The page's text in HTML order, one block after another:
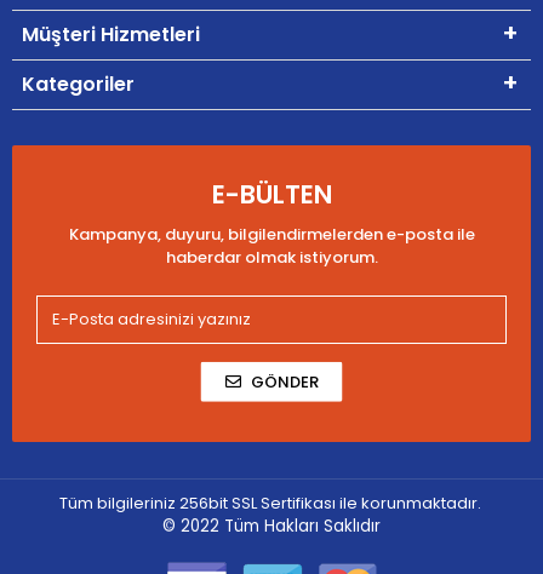
Müşteri Hizmetleri
Kategoriler
E-BÜLTEN
Kampanya, duyuru, bilgilendirmelerden e-posta ile
haberdar olmak istiyorum.
GÖNDER
Tüm bilgileriniz 256bit SSL Sertifikası ile korunmaktadır.
© 2022 Tüm Hakları Saklıdır